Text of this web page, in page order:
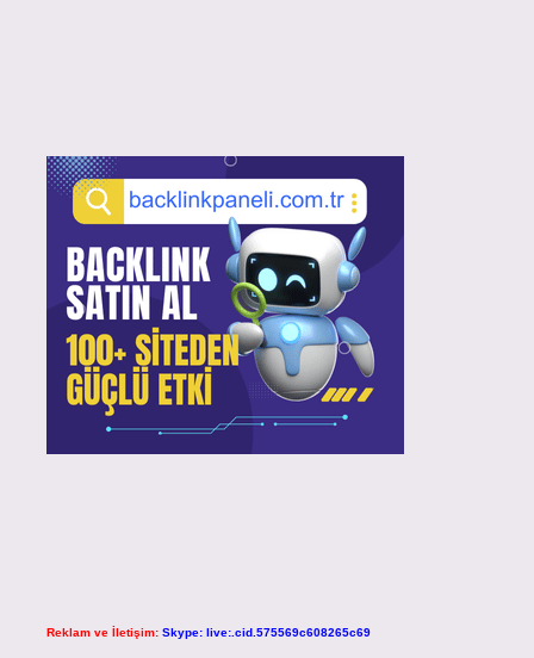
Reklam ve İletişim: Skype: live:.cid.575569c608265c69